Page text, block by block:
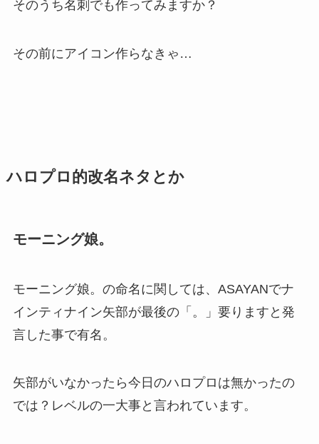
そのうち名刺でも作ってみますか？
その前にアイコン作らなきゃ…
ハロプロ的改名ネタとか
モーニング娘。
モーニング娘。の命名に関しては、ASAYANでナ
インティナイン矢部が最後の「。」要りますと発
言した事で有名。
矢部がいなかったら今日のハロプロは無かったの
では？レベルの一大事と言われています。